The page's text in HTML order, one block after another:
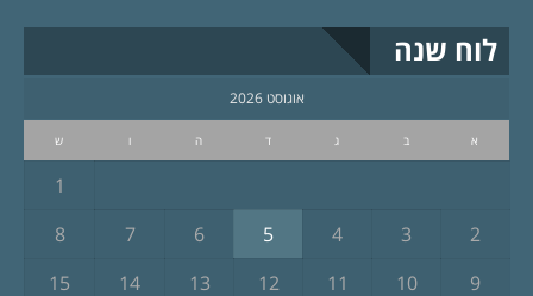
לוח שנה
אוגוסט 2026
א ב ג ד ה ו ש
1
2
3
4
5
6
7
8
9
10
11
12
13
14
15